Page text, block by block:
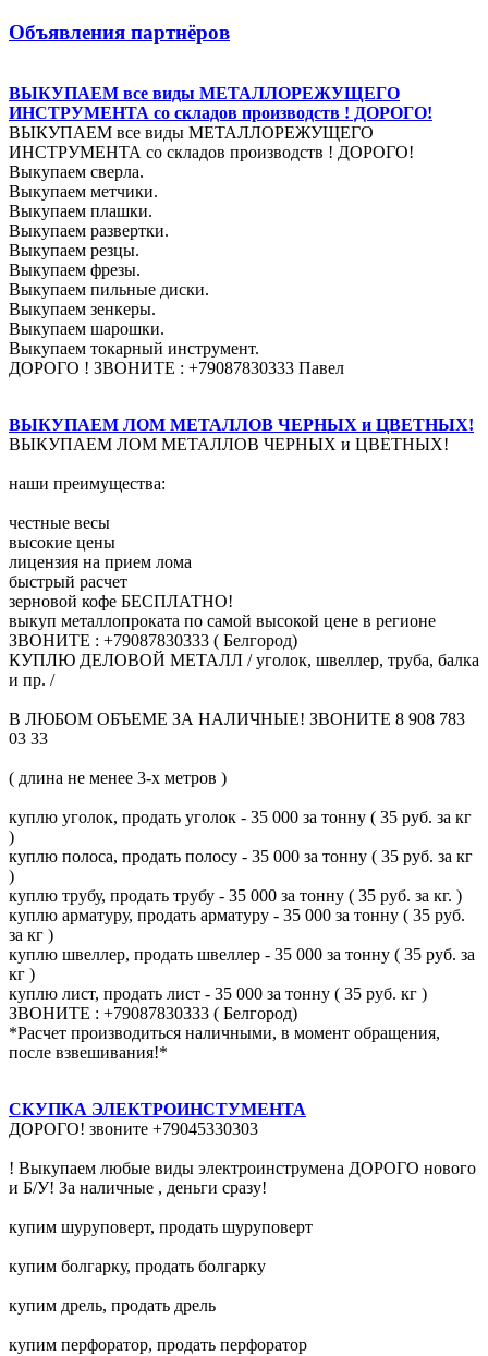
Объявления партнёров
ВЫКУПАЕМ все виды МЕТАЛЛОРЕЖУЩЕГО
ИНСТРУМЕНТА со складов производств ! ДОРОГО!
ВЫКУПАЕМ все виды МЕТАЛЛОРЕЖУЩЕГО
ИНСТРУМЕНТА со складов производств ! ДОРОГО!
Выкупаем сверла.
Выкупаем метчики.
Выкупаем плашки.
Выкупаем развертки.
Выкупаем резцы.
Выкупаем фрезы.
Выкупаем пильные диски.
Выкупаем зенкеры.
Выкупаем шарошки.
Выкупаем токарный инструмент.
ДОРОГО ! ЗВОНИТЕ : +79087830333 Павел
ВЫКУПАЕМ ЛОМ МЕТАЛЛОВ ЧЕРНЫХ и ЦВЕТНЫХ!
ВЫКУПАЕМ ЛОМ МЕТАЛЛОВ ЧЕРНЫХ и ЦВЕТНЫХ!
наши преимущества:
честные весы
высокие цены
лицензия на прием лома
быстрый расчет
зерновой кофе БЕСПЛАТНО!
выкуп металлопроката по самой высокой цене в регионе
ЗВОНИТЕ : +79087830333 ( Белгород)
КУПЛЮ ДЕЛОВОЙ МЕТАЛЛ / уголок, швеллер, труба, балка
и пр. /
В ЛЮБОМ ОБЪЕМЕ ЗА НАЛИЧНЫЕ! ЗВОНИТЕ 8 908 783
03 33
( длина не менее 3-х метров )
куплю уголок, продать уголок - 35 000 за тонну ( 35 руб. за кг
)
куплю полоса, продать полосу - 35 000 за тонну ( 35 руб. за кг
)
куплю трубу, продать трубу - 35 000 за тонну ( 35 руб. за кг. )
куплю арматуру, продать арматуру - 35 000 за тонну ( 35 руб.
за кг )
куплю швеллер, продать швеллер - 35 000 за тонну ( 35 руб. за
кг )
куплю лист, продать лист - 35 000 за тонну ( 35 руб. кг )
ЗВОНИТЕ : +79087830333 ( Белгород)
*Расчет производиться наличными, в момент обращения,
после взвешивания!*
СКУПКА ЭЛЕКТРОИНСТУМЕНТА
ДОРОГО! звоните +79045330303
! Выкупаем любые виды электроинструмена ДОРОГО нового
и Б/У! За наличные , деньги сразу!
купим шуруповерт, продать шуруповерт
купим болгарку, продать болгарку
купим дрель, продать дрель
купим перфоратор, продать перфоратор